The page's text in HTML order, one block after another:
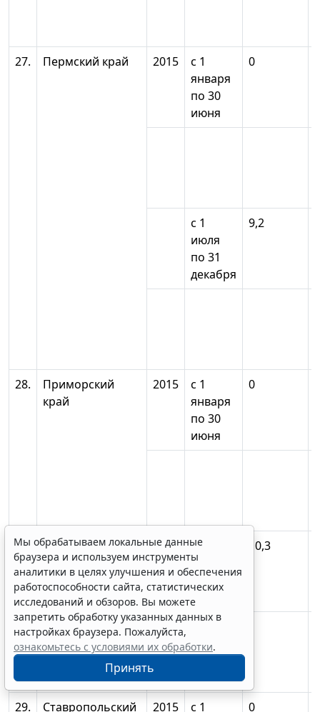
27. Пермский край 2015
с 1
января
по 30
июня
0
с 1
июля
по 31
декабря
9,2
28.
Приморский
край
2015
с 1
января
по 30
июня
0
с 1
июля
по 31
декабря
10,3
29. Ставропольский 2015 с 1 0
Мы обрабатываем локальные данные
браузера и используем инструменты
аналитики в целях улучшения и обеспечения
работоспособности сайта, статистических
исследований и обзоров. Вы можете
запретить обработку указанных данных в
настройках браузера. Пожалуйста,
ознакомьтесь с условиями их обработки.
Принять